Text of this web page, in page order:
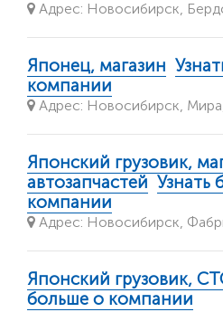
Адрес: Новосибирск,
Японец, магазин
компании
Адрес: Новосибирск,
Японский грузовик,
автозапчастей Узнать
компании
Адрес: Новосибирск,
Японский грузовик,
больше о компании